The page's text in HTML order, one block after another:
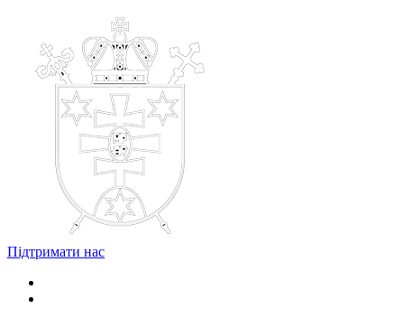
Підтримати нас